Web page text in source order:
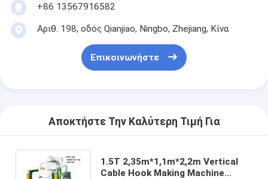
+86 13567916582
Αριθ. 198, οδός Qianjiao, Ningbo, Zhejiang, Κίνα
Επικοινωνήστε
Αποκτήστε Την Καλύτερη Τιμή Για
1.5T 2,35m*1,1m*2,2m Vertical
Cable Hook Making Machine